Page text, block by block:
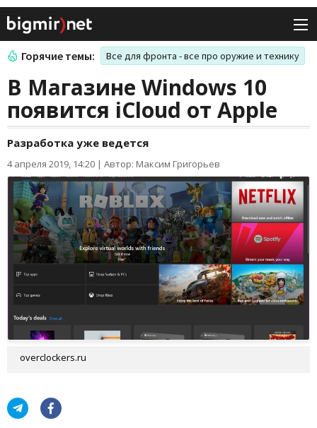
Горячие темы: Все для фронта - все про оружие и технику
В Магазине Windows 10
появится iCloud от Apple
Разработка уже ведется
4 апреля 2019, 14:20 | Автор: Максим Григорьев
overclockers.ru